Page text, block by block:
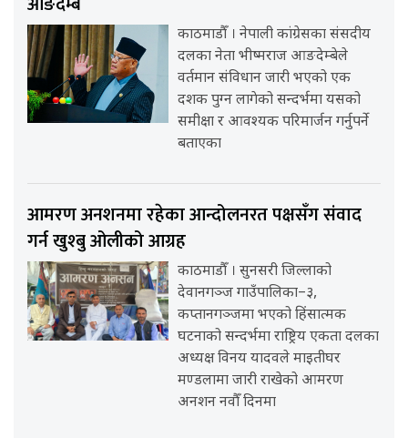
काठमाडौँ । नेपाली कांग्रेसका संसदीय
दलका नेता भीष्मराज आङदेम्बेले
वर्तमान संविधान जारी भएको एक
दशक पुग्न लागेको सन्दर्भमा यसको
समीक्षा र आवश्यक परिमार्जन गर्नुपर्ने
बताएका
आमरण अनशनमा रहेका आन्दोलनरत पक्षसँग संवाद
गर्न खुश्बु ओलीको आग्रह
काठमाडौँ । सुनसरी जिल्लाको
देवानगञ्ज गाउँपालिका–३,
कप्तानगञ्जमा भएको हिंसात्मक
घटनाको सन्दर्भमा राष्ट्रिय एकता दलका
अध्यक्ष विनय यादवले माइतीघर
मण्डलामा जारी राखेको आमरण
अनशन नवौँ दिनमा